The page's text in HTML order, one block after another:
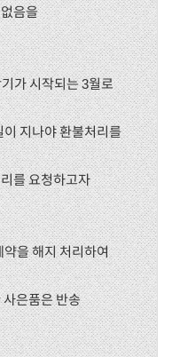
음을
가 시작되는 3월로
지나야 환불처리를
를 요청하고자
을 해지 처리하여
은품은 반송